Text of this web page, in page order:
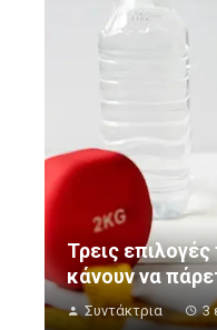
Τρεις
κάνουν να
Συντάκτρια 3